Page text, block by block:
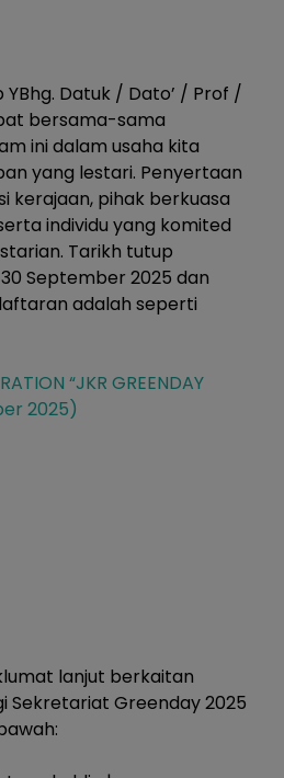
Datuk / Dato’ / Prof /
bersama-sama
ini dalam usaha kita
yang lestari. Penyertaan
kerajaan, pihak berkuasa
individu yang komited
Tarikh tutup
September 2025 dan
adalah seperti
“JKR GREENDAY
2025)
lanjut berkaitan
Sekretariat Greenday 2025